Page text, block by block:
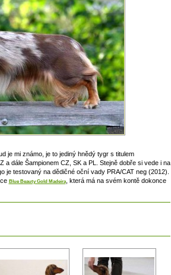
je mi známo, je to jediný hnědý tygr s titulem
a dále Šampionem CZ, SK a PL. Stejně dobře si vede i na
testovaný na dědičné oční vady PRA/CAT neg (2012).
Blue Beauty Gold Madeira, která má na svém kontě dokonce